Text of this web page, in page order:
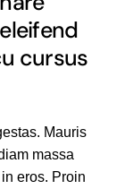
cursus
Mauris
massa
eros. Proin